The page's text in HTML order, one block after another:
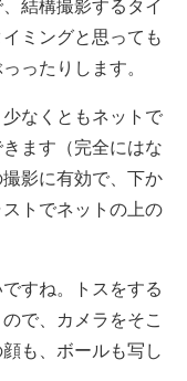
結構撮影するタイ
ミングと思っても
ったりします。
なくともネットで
ます（完全にはな
影に有効で、下か
トでネットの上の
すね。トスをする
で、カメラをそこ
も、ボールも写し